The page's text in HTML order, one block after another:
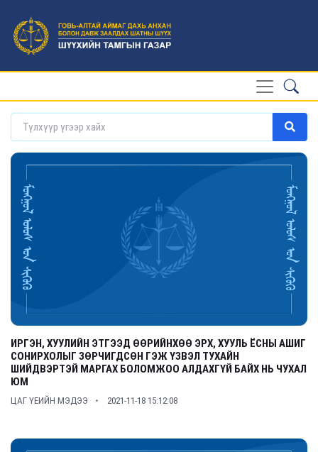
ИРГЭН, ХУУЛИЙН ЭТГЭЭД ӨӨРИЙНХӨӨ ЭРХ, ХУУЛЬ ЁСНЫ АШИГ
СОНИРХОЛЫГ ЗӨРЧИГДСӨН ГЭЖ ҮЗВЭЛ ТУХАЙН
ШИЙДВЭРТЭЙ МАРГАХ БОЛОМЖОО АЛДАХГҮЙ БАЙХ НЬ ЧУХАЛ
ЮМ
ЦАГ ҮЕИЙН МЭДЭЭ 2021-11-18 15:12:08